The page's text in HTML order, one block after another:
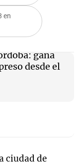
en
gana
desde el
ciudad de